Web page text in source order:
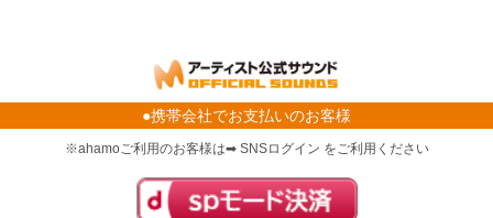
●携帯会社でお支払いのお客様
※ahamoご利用のお客様は➡ SNSログイン をご利用ください